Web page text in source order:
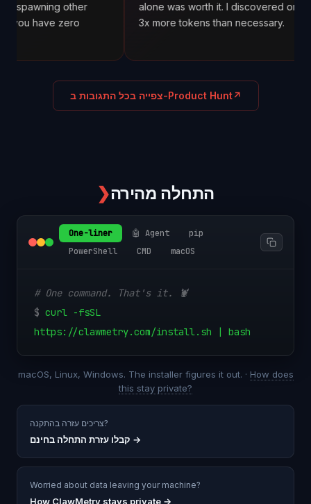
other
zero
alone was worth it. I discovered one agent was
3x more tokens than necessary.
צפייה בכל התגובות ב-Product Hunt↗
❯התחלה מהירה
One-liner 🤖 Agent
pip
PowerShell
CMD macOS
# One command. That's it. 🦞
$ curl -fsSL
https://clawmetry.com/install.sh | bash
macOS, Linux, Windows. The installer figures it out. · How does
this stay private?
צריכים עזרה בהתקנה?
קבלו עזרת התחלה בחינם →
Worried about data leaving your machine?
How ClawMetry stays private →